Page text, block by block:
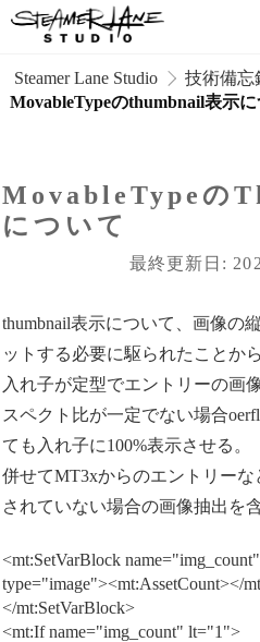
Steamer Lane Studio 技術備忘
MovableTypeのthumbnail表示
MovableTypeの
について
最終更新日:
thumbnail表示について、画像の
ットする必要に駆られたことか
入れ子が定型でエントリーの画
スペクト比が一定でない場合
ても入れ子に100%表示させる。
併せてMT3xからのエントリー
されていない場合の画像抽出を
<mt:SetVarBlock
type="image"><mt:AssetCount></
</mt:SetVarBlock>
<mt:If name="img_count" lt="1">